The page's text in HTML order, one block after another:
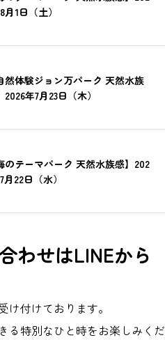
月1日（土）
然体験ジョン万パーク 天然水族
2026年7月23日（木）
のテーマパーク 天然水族感】202
月22日（水）
わせはLINEから
け付けております。
る特別なひと時をお楽しみくだ